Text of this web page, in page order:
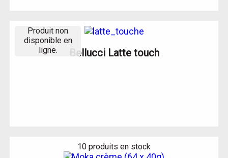
Bellucci Latte touch
Produit non
disponible en
ligne.
10 produits en stock